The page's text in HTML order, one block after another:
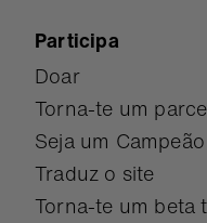
Participa
Doar
Torna-te um
Seja um
Traduz o site
Torna-te um beta